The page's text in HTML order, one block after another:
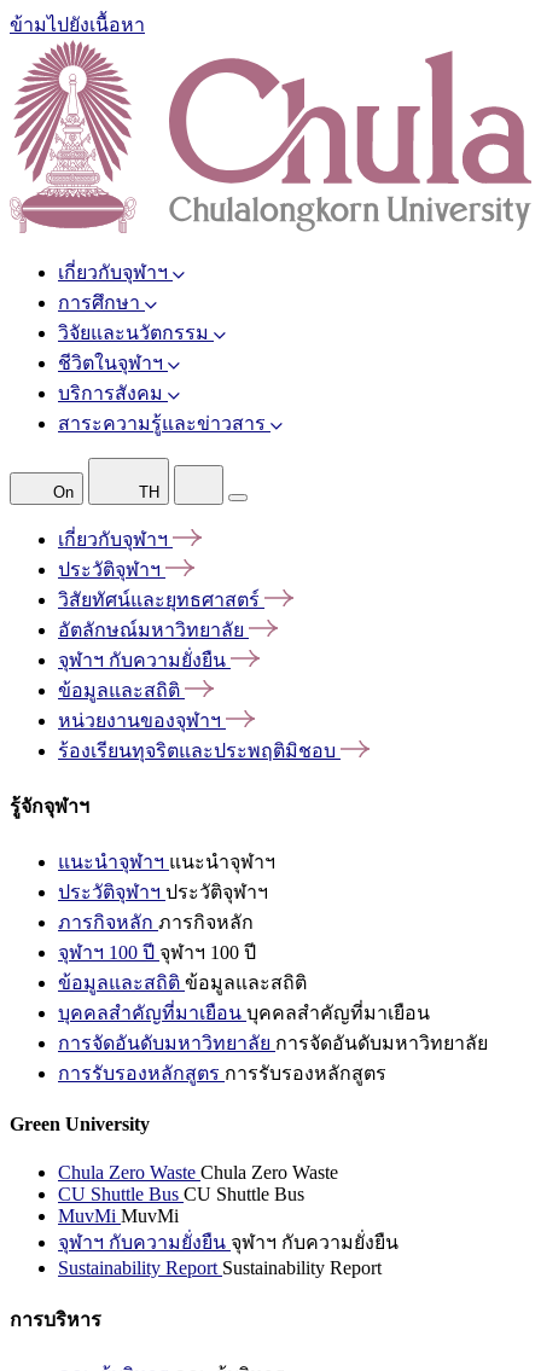
ข้ามไปยังเนื้อหา
เกี่ยวกับจุฬาฯ
การศึกษา
วิจัยและนวัตกรรม
ชีวิตในจุฬาฯ
บริการสังคม
สาระความรู้และข่าวสาร
On TH
เกี่ยวกับจุฬาฯ
ประวัติจุฬาฯ
วิสัยทัศน์และยุทธศาสตร์
อัตลักษณ์มหาวิทยาลัย
จุฬาฯ กับความยั่งยืน
ข้อมูลและสถิติ
หน่วยงานของจุฬาฯ
ร้องเรียนทุจริตและประพฤติมิชอบ
รู้จักจุฬาฯ
แนะนำจุฬาฯ แนะนำจุฬาฯ
ประวัติจุฬาฯ ประวัติจุฬาฯ
ภารกิจหลัก ภารกิจหลัก
จุฬาฯ 100 ปี จุฬาฯ 100 ปี
ข้อมูลและสถิติ ข้อมูลและสถิติ
บุคคลสำคัญที่มาเยือน บุคคลสำคัญที่มาเยือน
การจัดอันดับมหาวิทยาลัย การจัดอันดับมหาวิทยาลัย
การรับรองหลักสูตร การรับรองหลักสูตร
Green University
Chula Zero Waste Chula Zero Waste
CU Shuttle Bus CU Shuttle Bus
MuvMi MuvMi
จุฬาฯ กับความยั่งยืน จุฬาฯ กับความยั่งยืน
Sustainability Report Sustainability Report
การบริหาร